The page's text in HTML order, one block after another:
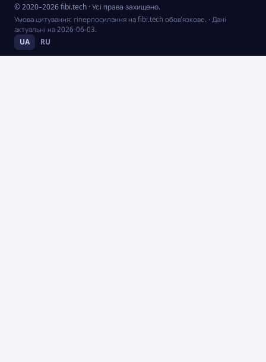
© 2020–2026 fibi.tech · Усі права захищено.
Умова цитування: гіперпосилання на fibi.tech обов’язкове. · Дані
актуальні на 2026-06-03.
UA RU